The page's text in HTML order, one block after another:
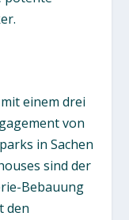
einem drei
von
in Sachen
sind der
Bebauung
den